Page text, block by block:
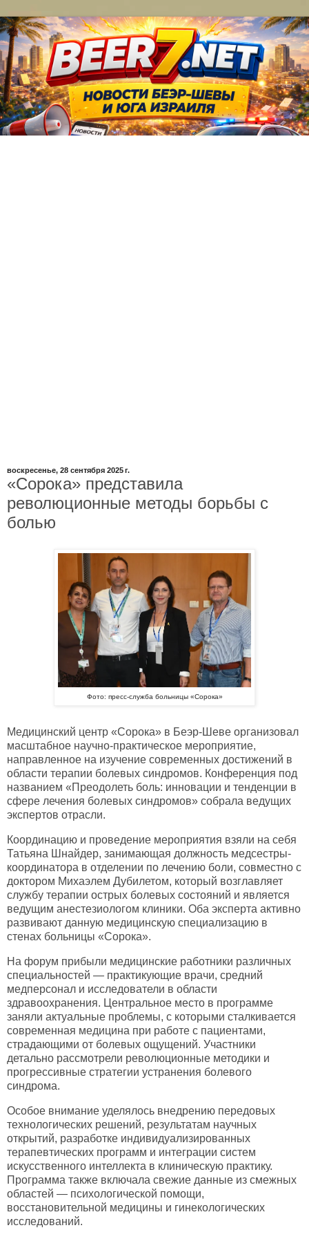
воскресенье, 28 сентября 2025 г.
«Сорока» представила
революционные методы борьбы с
болью
Фото: пресс-служба больницы «Сорока»
Медицинский центр «Сорока» в Беэр-Шеве организовал
масштабное научно-практическое мероприятие,
направленное на изучение современных достижений в
области терапии болевых синдромов. Конференция под
названием «Преодолеть боль: инновации и тенденции в
сфере лечения болевых синдромов» собрала ведущих
экспертов отрасли.
Координацию и проведение мероприятия взяли на себя
Татьяна Шнайдер, занимающая должность медсестры-
координатора в отделении по лечению боли, совместно с
доктором Михаэлем Дубилетом, который возглавляет
службу терапии острых болевых состояний и является
ведущим анестезиологом клиники. Оба эксперта активно
развивают данную медицинскую специализацию в
стенах больницы «Сорока».
На форум прибыли медицинские работники различных
специальностей — практикующие врачи, средний
медперсонал и исследователи в области
здравоохранения. Центральное место в программе
заняли актуальные проблемы, с которыми сталкивается
современная медицина при работе с пациентами,
страдающими от болевых ощущений. Участники
детально рассмотрели революционные методики и
прогрессивные стратегии устранения болевого
синдрома.
Особое внимание уделялось внедрению передовых
технологических решений, результатам научных
открытий, разработке индивидуализированных
терапевтических программ и интеграции систем
искусственного интеллекта в клиническую практику.
Программа также включала свежие данные из смежных
областей — психологической помощи,
восстановительной медицины и гинекологических
исследований.